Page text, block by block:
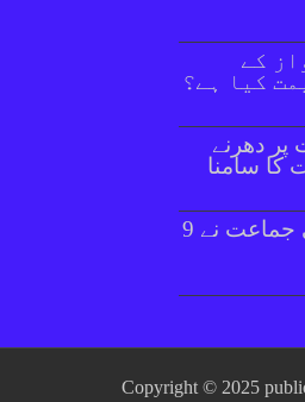
کے
کیا ہے؟
دھرنے
کا سامنا
کراچی میں ایک اور مذہبی جماعت نے 9
Copyright © 2025